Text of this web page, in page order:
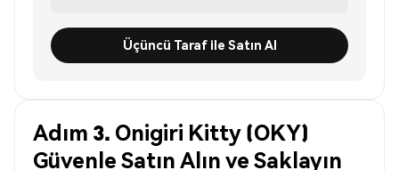
Üçüncü Taraf ile Satın Al
Adım 3. Onigiri Kitty (OKY)
Güvenle Satın Alın ve Saklayın